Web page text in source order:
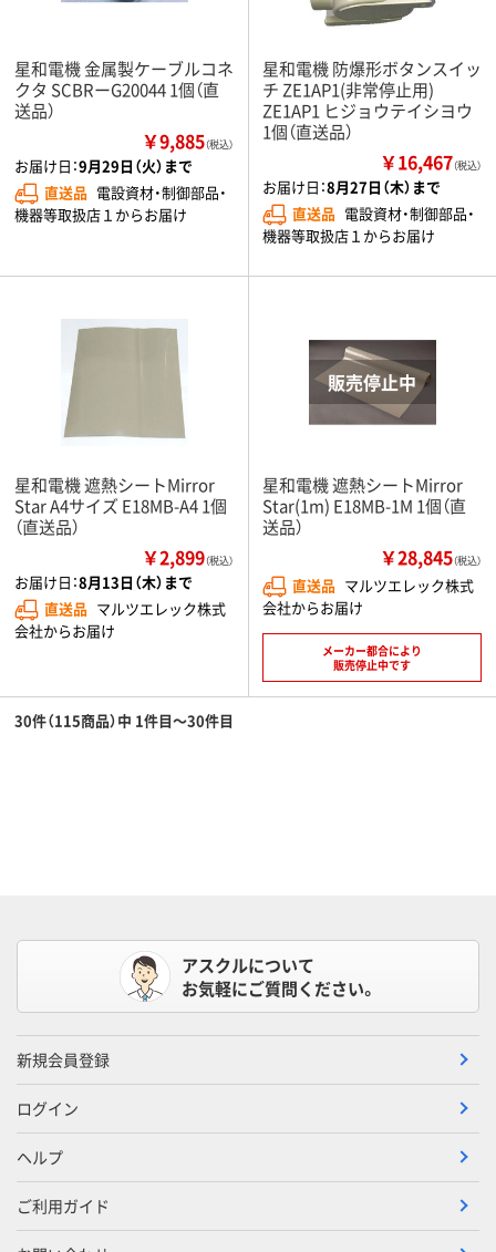
星和電機 金属製ケーブルコネ
クタ SCBRーG20044 1個（直
送品）
￥9,885（税込）
お届け日：9月29日（火）まで
直送品 電設資材・制御部品・
機器等取扱店１からお届け
星和電機 防爆形ボタンスイッ
チ ZE1AP1(非常停止用)
ZE1AP1 ヒジョウテイシヨウ
1個（直送品）
￥16,467（税込）
お届け日：8月27日（木）まで
直送品 電設資材・制御部品・
機器等取扱店１からお届け
星和電機 遮熱シートMirror
Star A4サイズ E18MB-A4 1個
（直送品）
￥2,899（税込）
お届け日：8月13日（木）まで
直送品 マルツエレック株式
会社からお届け
星和電機 遮熱シートMirror
Star(1m) E18MB-1M 1個（直
送品）
￥28,845（税込）
直送品 マルツエレック株式
会社からお届け
メーカー都合により
販売停止中です
30件（115商品）中 1件目～30件目
アスクルについて
お気軽にご質問ください。
新規会員登録
ログイン
ヘルプ
ご利用ガイド